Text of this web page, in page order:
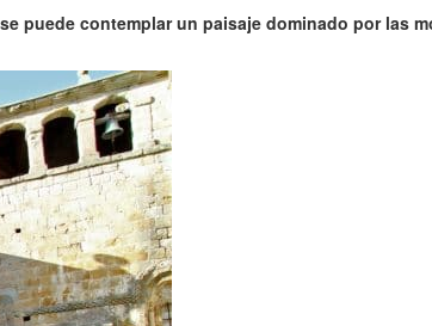
puede contemplar un paisaje dominado por las